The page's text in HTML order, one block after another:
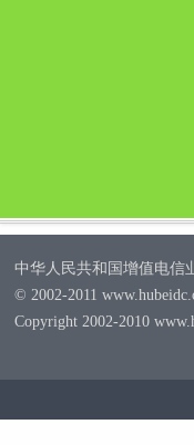
中华人民共和国增值电信
© 2002-2011
Copyright 2002-2010